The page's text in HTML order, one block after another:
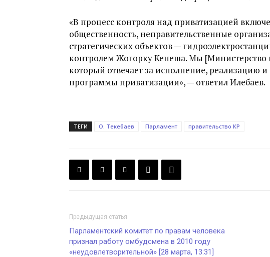
«В процесс контроля над приватизацией
общественность, неправительственные
стратегических объектов —
контролем Жогорку Кенеша. Мы [Министерство
который отвечает за исполнение, реализацию
программы приватизации», — ответил Илебаев.
ТЕГИ О. Текебаев Парламент правительство КР
Предыдущая статья
Парламентский комитет по правам человека
признал работу омбудсмена в 2010 году
«неудовлетворительной» [28 марта, 13:31]